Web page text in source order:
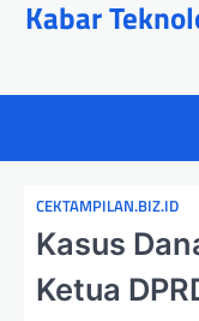
SkipKabar
CEKTAMPILAN.BIZ.ID
Kasus
Ketua